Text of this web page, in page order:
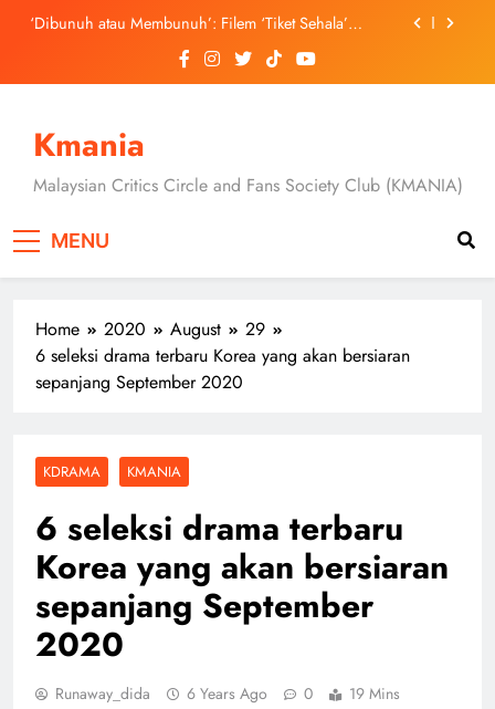
3 Sebab Untuk Mula Menonton “My Bias, My Boss”,
Skechers Lancar Kolaborasi Eksklusif Bersama DK,
SEUNGKWAN dan DINO SEVENTEEN
Buat Penampilan Istimewa di Kuala Lumpur
September Ini
‘Dibunuh atau Membunuh’: Filem ‘Tiket Sehala’
Satukan Empat Negara Asia
Kini Distrim di HBO Max Malaysia
Kmania
Malaysian Critics Circle and Fans Society Club (KMANIA)
MENU
Home 2020 August
29
6 seleksi drama terbaru Korea yang akan bersiaran
sepanjang September 2020
KDRAMA KMANIA
6 seleksi drama terbaru
Korea yang akan bersiaran
sepanjang September
2020
Runaway_dida 6 Years Ago 0 19 Mins